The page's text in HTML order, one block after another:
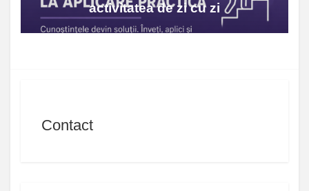
activitatea de zi cu zi
Contact